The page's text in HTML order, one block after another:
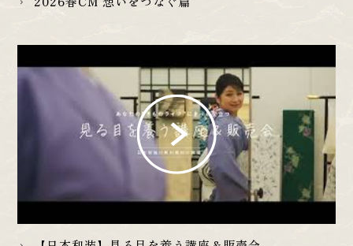
chevron_right